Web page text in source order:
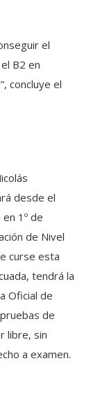
el
B2 en
concluye el
desde el
1º de
de Nivel
curse esta
tendrá la
Oficial de
de
libre, sin
a examen.